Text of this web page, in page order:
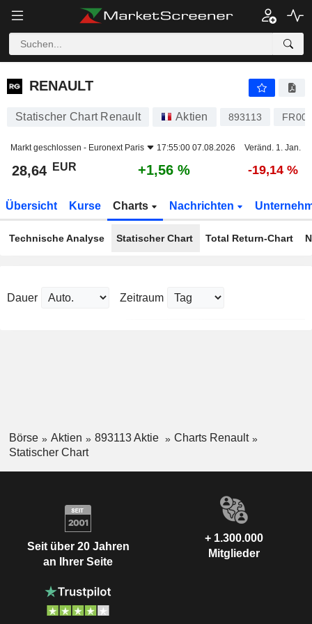
RENAULT
RENAULT
Statischer Chart Renault Aktien 893113
Markt geschlossen - Euronext Paris 17:55:00 07.08.2026 Veränd. 1. Jan.
28,64 EUR +1,56 % -19,14 %
Übersicht Kurse Charts Nachrichten
Technische Analyse Statischer Chart Total Return-Chart
Dauer Zeitraum
Börse Aktien 893113 Aktie
Charts Renault
Statischer Chart
Seit über 20 Jahren
an Ihrer Seite
+ 1.300.000
Mitglieder